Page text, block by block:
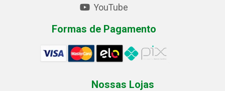
YouTube
Formas de Pagamento
Nossas Lojas